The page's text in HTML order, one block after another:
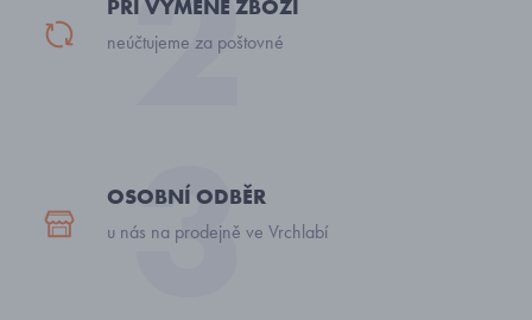
PŘI VÝMĚNĚ ZBOŽÍ
neúčtujeme za poštovné
OSOBNÍ ODBĚR
u nás na prodejně ve Vrchlabí